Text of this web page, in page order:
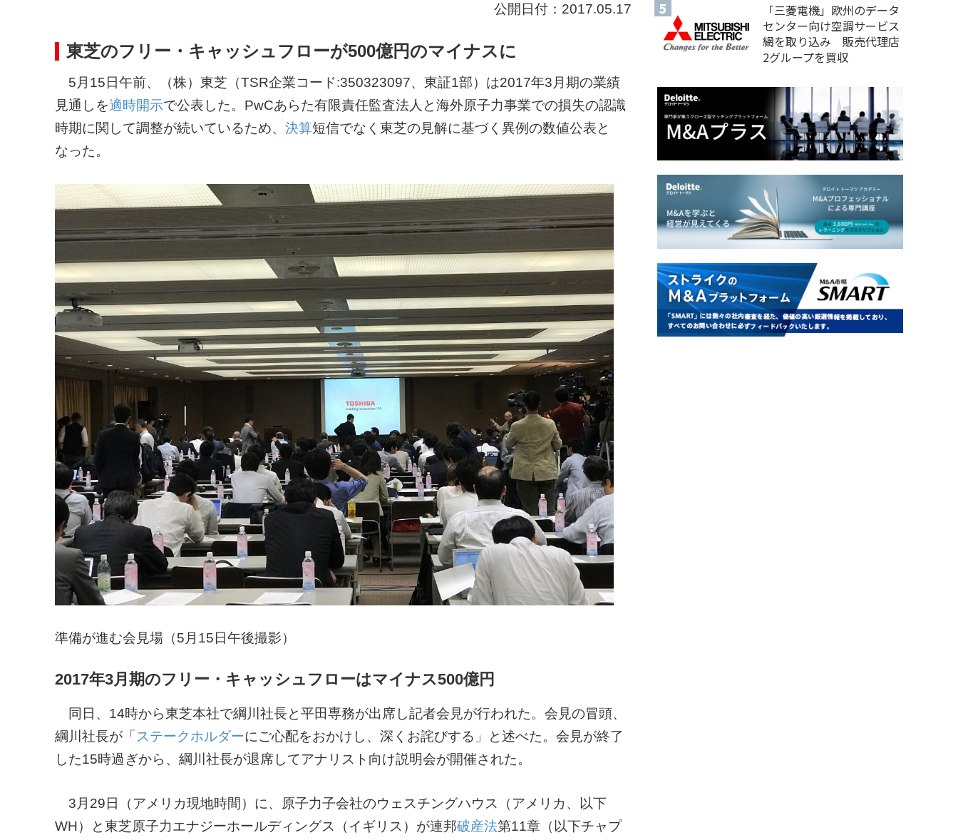
公開日付：2017.05.17
東芝のフリー・キャッシュフローが500億円のマイナスに
5月15日午前、（株）東芝（TSR企業コード:350323097、東証1部）は2017年3月期の業績
見通しを適時開示で公表した。PwCあらた有限責任監査法人と海外原子力事業での損失の認識
時期に関して調整が続いているため、 決算短信でなく東芝の見解に基づく異例の数値公表と
なった。
準備が進む会見場（5月15日午後撮影）
2017年3月期のフリー・キャッシュフローはマイナス500億円
同日、14時から東芝本社で綱川社長と平田専務が出席し記者会見が行われた。会見の冒頭、
綱川社長が「 ステークホルダーにご心配をおかけし、深くお詫びする」と述べた。会見が終了
した15時過ぎから、綱川社長が退席してアナリスト向け説明会が開催された。
3月29日（アメリカ現地時間）に、原子力子会社のウェスチングハウス（アメリカ、以下
WH）と東芝原子力エナジーホールディングス（イギリス）が連邦破産法第11章（以下チャプ
「三菱電機」欧州のデータ
センター向け空調サービス
網を取り込み 販売代理店
2グループを買収